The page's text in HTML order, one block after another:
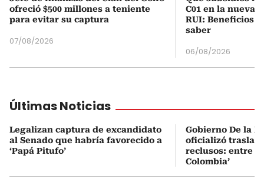
ofreció $500 millones a teniente
para evitar su captura
07/08/2026
C01 en la nueva
RUI: Beneficios
saber
06/08/2026
Últimas Noticias
Legalizan captura de excandidato
al Senado que habría favorecido a
‘Papá Pitufo’
Gobierno De la
oficializó
reclusos: entre
Colombia’